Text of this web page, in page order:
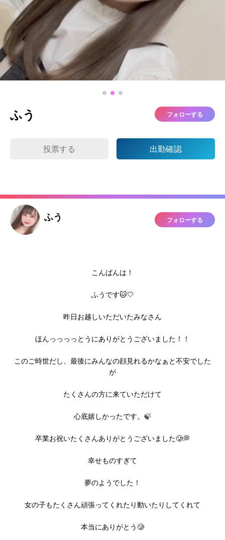
ふう フォローする
投票する 出勤確認
ふう フォローする
こんばんは！
ふうです🐱🤍
昨日お越しいただいたみなさん
ほんっっっっとうにありがとうございました！！
このご時世だし、最後にみんなの顔見れるかなぁと不安でした
が
たくさんの方に来ていただけて
心底嬉しかったです。🍃
卒業お祝いたくさんありがとうございました🥲💭
幸せものすぎて
夢のようでした！
女の子もたくさん頑張ってくれたり動いたりしてくれて
本当にありがとう🥲